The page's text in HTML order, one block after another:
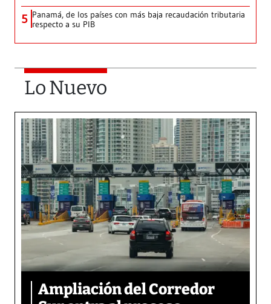
5 Panamá, de los países con más baja recaudación tributaria
respecto a su PIB
Lo Nuevo
Ampliación del Corredor